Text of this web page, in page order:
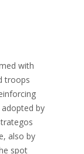
with
troops
by
also by
spot